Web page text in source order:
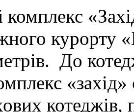
курорту
До
«захід»
котеджів,